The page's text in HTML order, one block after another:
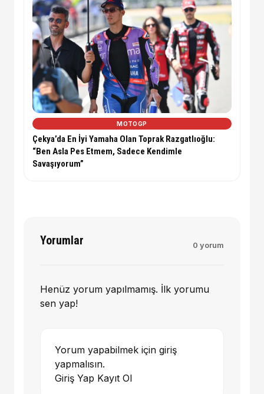
MOTOGP
Çekya’da En İyi Yamaha Olan Toprak Razgatlıoğlu:
“Ben Asla Pes Etmem, Sadece Kendimle
Savaşıyorum”
Yorumlar 0 yorum
Henüz yorum yapılmamış. İlk yorumu
sen yap!
Yorum yapabilmek için giriş
yapmalısın.
Giriş Yap Kayıt Ol